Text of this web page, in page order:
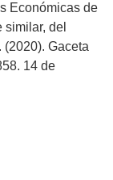
Económicas de
similar, del
Gaceta
14 de